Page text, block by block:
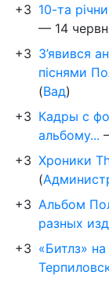
+3 10-та
— 14
+3 З’явився
піснями
(Вад)
+3 Кадры с
альбому...
+3 Хроники
(
+3 Альбом
разных
+3 «Битлз»